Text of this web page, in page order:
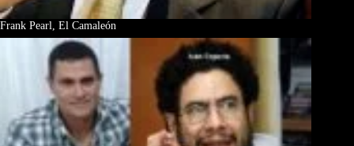
Frank Pearl, El Camaleón